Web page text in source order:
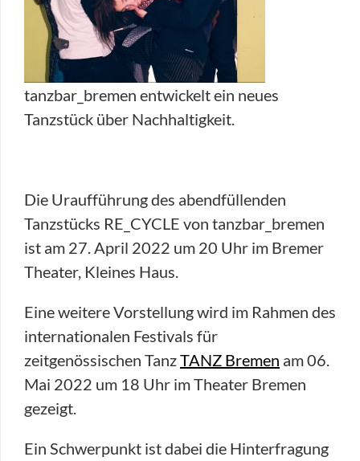
tanzbar_bremen entwickelt ein neues
Tanzstück über Nachhaltigkeit.
Die Uraufführung des abendfüllenden
Tanzstücks RE_CYCLE von tanzbar_bremen
ist am 27. April 2022 um 20 Uhr im Bremer
Theater, Kleines Haus.
Eine weitere Vorstellung wird im Rahmen des
internationalen Festivals für
zeitgenössischen TanzTANZ Bremen am 06.
Mai 2022 um 18 Uhr im Theater Bremen
gezeigt.
Ein Schwerpunkt ist dabei die Hinterfragung